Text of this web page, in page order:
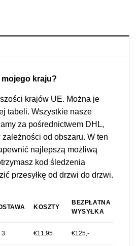
mojego kraju?
krajów UE. Można je
tabeli. Wszystkie nasze
za pośrednictwem DHL,
od obszaru. W ten
najlepszą możliwą
kod śledzenia
przesyłkę od drzwi do drzwi.
KOSZTY
BEZPŁATNA
WYSYŁKA
3 €11,95 €125,-